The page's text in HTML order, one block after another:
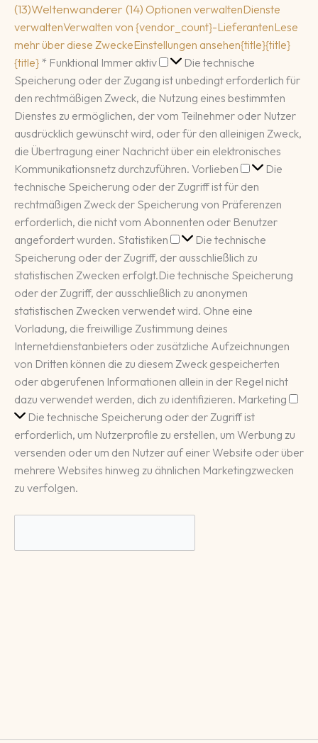
(13)Weltenwanderer (14) Optionen verwaltenDienste
verwaltenVerwalten von {vendor_count}-LieferantenLese
mehr über diese ZweckeEinstellungen ansehen{title}{title}
{title} * Funktional Immer aktiv Funktional
Die technische
Speicherung oder der Zugang ist unbedingt erforderlich für
den rechtmäßigen Zweck, die Nutzung eines bestimmten
Dienstes zu ermöglichen, der vom Teilnehmer oder Nutzer
ausdrücklich gewünscht wird, oder für den alleinigen Zweck,
die Übertragung einer Nachricht über ein elektronisches
Kommunikationsnetz durchzuführen. Vorlieben Vorlieben
Die
technische Speicherung oder der Zugriff ist für den
rechtmäßigen Zweck der Speicherung von Präferenzen
erforderlich, die nicht vom Abonnenten oder Benutzer
angefordert wurden. Statistiken Statistiken
Die technische
Speicherung oder der Zugriff, der ausschließlich zu
statistischen Zwecken erfolgt.Die technische Speicherung
oder der Zugriff, der ausschließlich zu anonymen
statistischen Zwecken verwendet wird. Ohne eine
Vorladung, die freiwillige Zustimmung deines
Internetdienstanbieters oder zusätzliche Aufzeichnungen
von Dritten können die zu diesem Zweck gespeicherten
oder abgerufenen Informationen allein in der Regel nicht
dazu verwendet werden, dich zu identifizieren. Marketing
Die technische Speicherung oder der Zugriff ist
erforderlich, um Nutzerprofile zu erstellen, um Werbung zu
versenden oder um den Nutzer auf einer Website oder über
mehrere Websites hinweg zu ähnlichen Marketingzwecken
zu verfolgen.